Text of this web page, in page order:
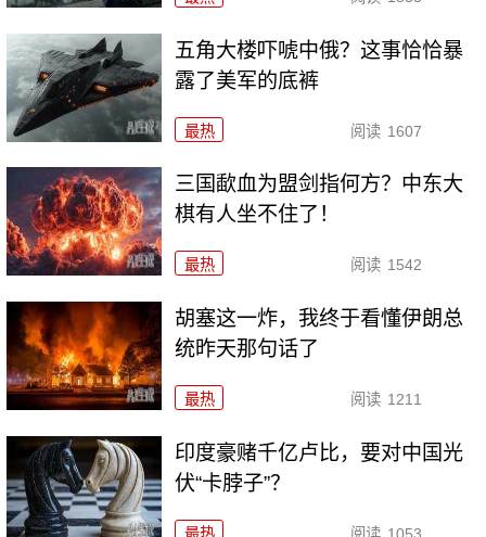
五角大楼吓唬中俄？这事恰恰暴
露了美军的底裤
最热 阅读 1607
三国歃血为盟剑指何方？中东大
棋有人坐不住了！
最热 阅读 1542
胡塞这一炸，我终于看懂伊朗总
统昨天那句话了
最热 阅读 1211
印度豪赌千亿卢比，要对中国光
伏“卡脖子”？